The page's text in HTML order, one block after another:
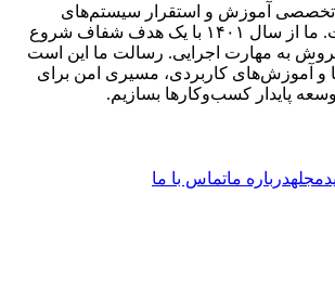
تخصصی آموزش و استقرار سیستم‌های
فروش در ایران است. ما از سال ۱۴۰۱ با یک هدف شفاف شروع
به مهارت اجرایی. رسالت ما این است
و آموزش‌های کاربردی، مسیری امن برای
پایدار کسب‌وکارها بسازیم.
مجلهدرباره ماتماس با ما